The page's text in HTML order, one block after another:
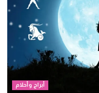
أبراج وأحلام